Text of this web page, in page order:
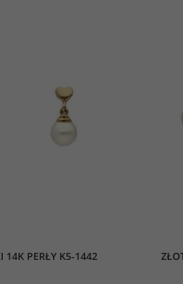
14K PERŁY K5-1442